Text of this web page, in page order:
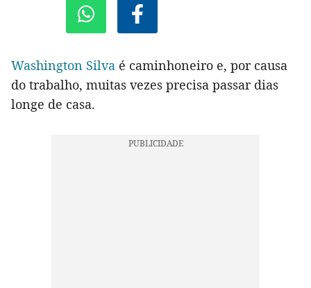
Washington Silva é caminhoneiro e, por causa
do trabalho, muitas vezes precisa passar dias
longe de casa.